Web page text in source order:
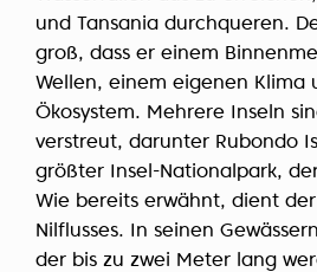
und Tansania durchqueren.
groß, dass er einem
Wellen, einem eigenen Klima
Ökosystem. Mehrere Inseln
verstreut, darunter Rubondo
größter Insel-Nationalpark,
Wie bereits erwähnt, dient
Nilflusses. In seinen
der bis zu zwei Meter lang